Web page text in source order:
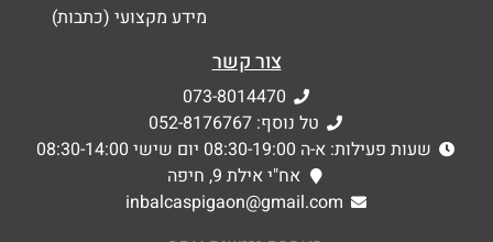
מידע מקצועי (כתבות)
צור קשר
073-8014470
טל נוסף: 052-8176767
שעות פעילות: א-ה 08:30-19:00 יום שישי 08:30-14:00
אח"י אילת 9, חיפה
inbalcaspigaon@gmail.com